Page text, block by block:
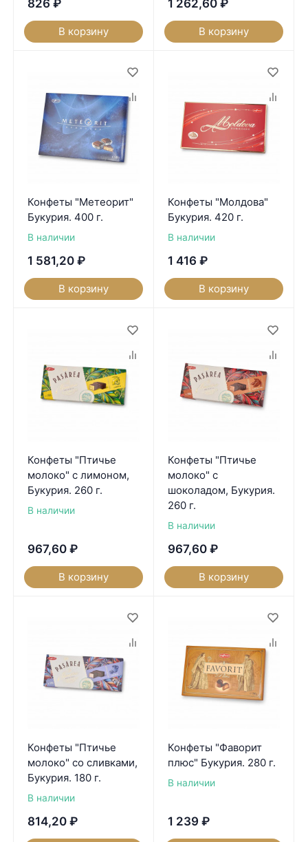
826 ₽
В корзину
1 262,60 ₽
В корзину
Конфеты "Метеорит"
Букурия. 400 г.
В наличии
1 581,20 ₽
В корзину
Конфеты "Молдова"
Букурия. 420 г.
В наличии
1 416 ₽
В корзину
Конфеты "Птичье
молоко" с лимоном,
Букурия. 260 г.
В наличии
967,60 ₽
В корзину
Конфеты "Птичье
молоко" с
шоколадом, Букурия.
260 г.
В наличии
967,60 ₽
В корзину
Конфеты "Птичье
молоко" со сливками,
Букурия. 180 г.
В наличии
814,20 ₽
Конфеты "Фаворит
плюс" Букурия. 280 г.
В наличии
1 239 ₽